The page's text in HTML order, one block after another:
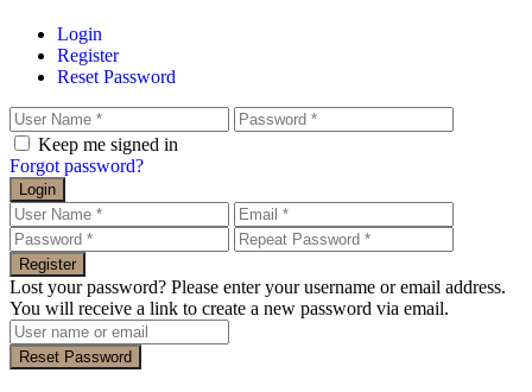
Login
Register
Reset Password
Keep me signed in
Forgot password?
Login
Register
Lost your password? Please enter your username or email address.
You will receive a link to create a new password via email.
Reset Password